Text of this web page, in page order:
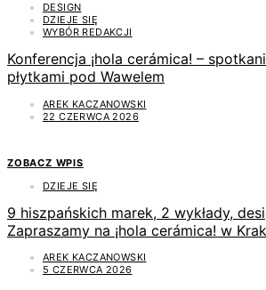
DESIGN
DZIEJE SIĘ
WYBÓR REDAKCJI
Konferencja ¡hola cerámica! –
płytkami pod Wawelem
AREK KACZANOWSKI
22 CZERWCA 2026
ZOBACZ WPIS
DZIEJE SIĘ
9 hiszpańskich marek, 2 wykłady,
Zapraszamy na ¡hola cerámica! w
AREK KACZANOWSKI
5 CZERWCA 2026